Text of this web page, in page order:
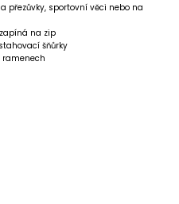
přezůvky, sportovní věci nebo na
na zip
šňůrky
ramenech